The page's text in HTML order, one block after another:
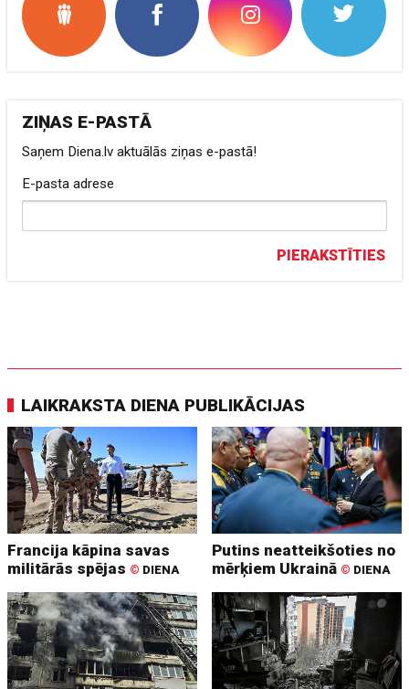
ZIŅAS E-PASTĀ
Saņem Diena.lv aktuālās ziņas e-pastā!
E-pasta adrese
PIERAKSTĪTIES
LAIKRAKSTA DIENA PUBLIKĀCIJAS
Francija kāpina savas
militārās spējas © DIENA
Putins neatteikšoties no
mērķiem Ukrainā © DIENA